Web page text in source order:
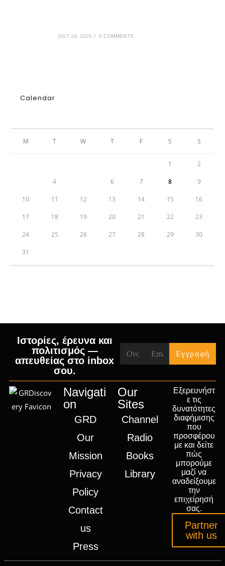
JULY 24, 2026 / 0 COMMENTS
Calendar
M T W T F S S
1 2
4 6 7 8 9
10 11 12 13 14 15 16
17 18 19 20 21 22 23
24 25 26 27 28 29 30
31
Ιστορίες, έρευνα και
πολιτισμός —
απευθείας στο inbox
σου.
Navigati
on
GRD
Our
Mission
Privacy
Policy
Contact
us
Press
Our
Sites
Channel
Radio
Books
Library
Εξερευνήστ
ε τις
δυνατότητες
διαφήμισης
που
προσφέρου
με και δείτε
πώς
μπορούμε
μαζί να
αναδείξουμε
την
επιχείρησή
σας.
Partner
with us